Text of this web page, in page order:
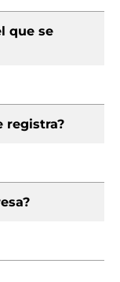
que se
registra?